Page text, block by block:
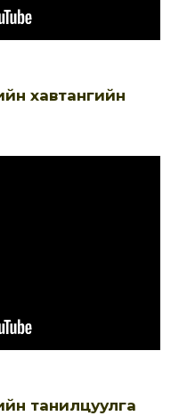
хавтангийн
танилцуулга